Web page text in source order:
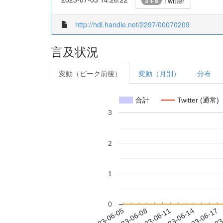
http://hdl.handle.net/2297/00070209
言及状況
変動（ピーク前後） 変動（月別） 分布
合計 Twitter (通常)
0
1
2
3